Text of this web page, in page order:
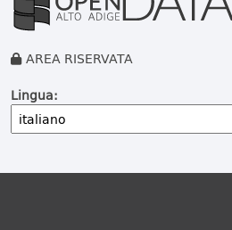
AREA RISERVATA
Lingua